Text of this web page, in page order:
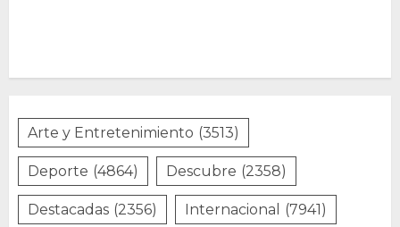
Arte y Entretenimiento (3513)
Deporte (4864) Descubre (2358)
Destacadas (2356) Internacional (7941)